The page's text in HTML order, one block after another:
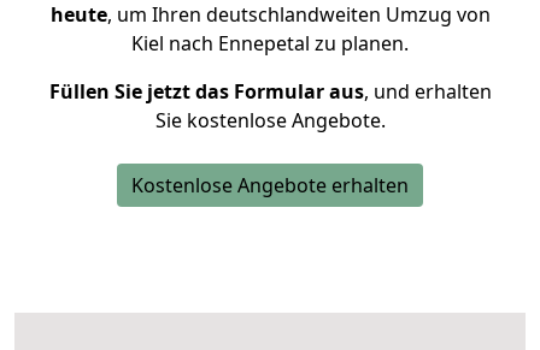
heute, um Ihren deutschlandweiten Umzug von
Kiel nach Ennepetal zu planen.
Füllen Sie jetzt das Formular aus, und erhalten
Sie kostenlose Angebote.
Kostenlose Angebote erhalten